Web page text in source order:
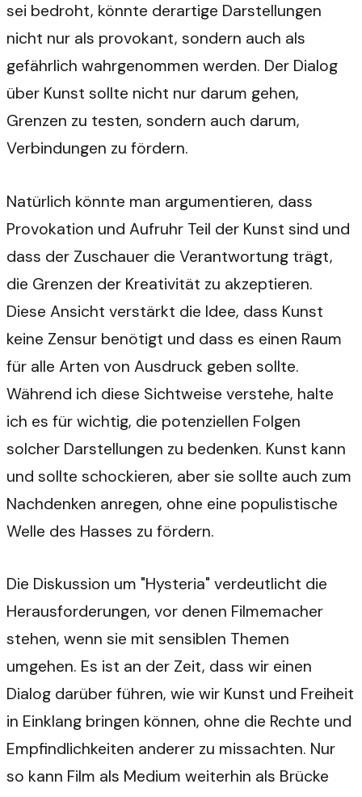
sei bedroht, könnte derartige Darstellungen
nicht nur als provokant, sondern auch als
gefährlich wahrgenommen werden. Der Dialog
über Kunst sollte nicht nur darum gehen,
Grenzen zu testen, sondern auch darum,
Verbindungen zu fördern.
Natürlich könnte man argumentieren, dass
Provokation und Aufruhr Teil der Kunst sind und
dass der Zuschauer die Verantwortung trägt,
die Grenzen der Kreativität zu akzeptieren.
Diese Ansicht verstärkt die Idee, dass Kunst
keine Zensur benötigt und dass es einen Raum
für alle Arten von Ausdruck geben sollte.
Während ich diese Sichtweise verstehe, halte
ich es für wichtig, die potenziellen Folgen
solcher Darstellungen zu bedenken. Kunst kann
und sollte schockieren, aber sie sollte auch zum
Nachdenken anregen, ohne eine populistische
Welle des Hasses zu fördern.
Die Diskussion um "Hysteria" verdeutlicht die
Herausforderungen, vor denen Filmemacher
stehen, wenn sie mit sensiblen Themen
umgehen. Es ist an der Zeit, dass wir einen
Dialog darüber führen, wie wir Kunst und Freiheit
in Einklang bringen können, ohne die Rechte und
Empfindlichkeiten anderer zu missachten. Nur
so kann Film als Medium weiterhin als Brücke